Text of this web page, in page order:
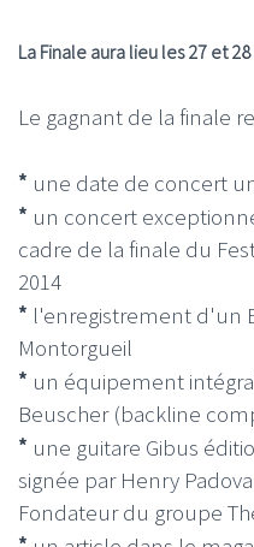
La Finale aura lieu les 27 et
Le gagnant de la finale
* une date de concert
* un concert
cadre de la finale du
2014
* l'enregistrement d'un
Montorgueil
* un équipement
Beuscher (backline
* une guitare Gibus
signée par Henry
Fondateur du groupe